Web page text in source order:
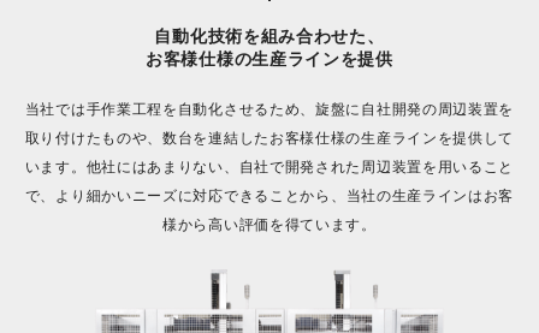
自動化技術を組み合わせた、
お客様仕様の生産ラインを提供
当社では手作業工程を自動化させるため、旋盤に自社開発の周辺装置を
取り付けたものや、数台を連結したお客様仕様の生産ラインを提供して
います。 他社にはあまりない、自社で開発された周辺装置を用いること
で、 より細かいニーズに対応できることから、
当社の生産ラインはお客
様から高い評価を得ています。